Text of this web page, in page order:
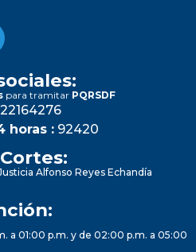
para tramitar PQRSDF
22164276
horas : 92420
Alfonso Reyes Echandía
a 01:00 p.m. y de 02:00 p.m. a 05:00